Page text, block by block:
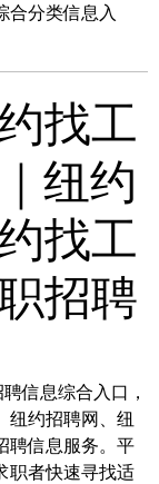
合分类信息入
找工
纽约
找工
招聘
信息综合入口，
纽约招聘网、纽
聘信息服务。平
职者快速寻找适